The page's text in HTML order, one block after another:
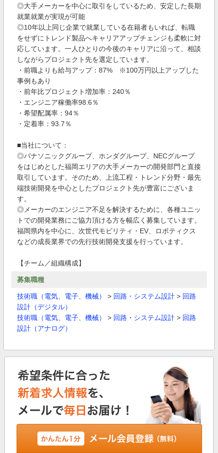
◎大手メーカーを中心に取引をしているため、安定した長期
就業就業が実現が可能
◎10年以上同じ企業で就業している在籍者もいれば、転職
をせずにトレンド製品へキャリアアップチェンジも柔軟に対
応しています。一人ひとりの今後のキャリアに沿って、相談
しながらプロジェクト先を選定しています。
・前職よりも給与アップ：87% ※100万円以上アップした
事例もあり
・前年比プロジェクト増加率：240％
・エンジニア稼働率98.6％
・希望配属率：94％
・定着率：93.7％
■当社について：
◎パナソニックグループ、ホンダグループ、NECグループ
をはじめとした福岡エリアの大手メーカーの開発部門と直接
取引しています。そのため、上流工程・トレンド分野・最先
端技術開発を中心としたプロジェクト先が豊富にございま
す。
◎メーカーのエンジニア不足を解決するために、各種ユニッ
トでの開発業務にご協力頂ける方を幅広く募集しています。
福岡県内を中心に、次世代モビリティ・EV、ロボティクス
などの成長業界での先行技術開発支援を行っています。
【チーム／組織構成】
募集職種
技術職（電気、電子、機械） > 回路・システム設計 > 回路
設計（デジタル）
技術職（電気、電子、機械）
> 回路・システム設計 > 回路
設計（アナログ）